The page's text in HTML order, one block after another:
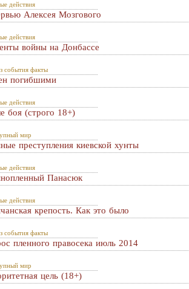
действия
Алексея Мозгового
действия
войны на Донбассе
события факты
погибшими
действия
боя (строго 18+)
мир
преступления киевской хунты
действия
Панасюк
действия
крепость. Как это было
события факты
пленного правосека июль 2014
мир
цель (18+)